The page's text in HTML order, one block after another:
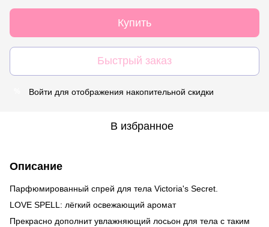
Купить
Быстрый заказ
Войти для отображения накопительной скидки
В избранное
Описание
Парфюмированный спрей для тела Victoria's Secret.
LOVE SPELL: лёгкий освежающий аромат
Прекрасно дополнит увлажняющий лосьон для тела с таким